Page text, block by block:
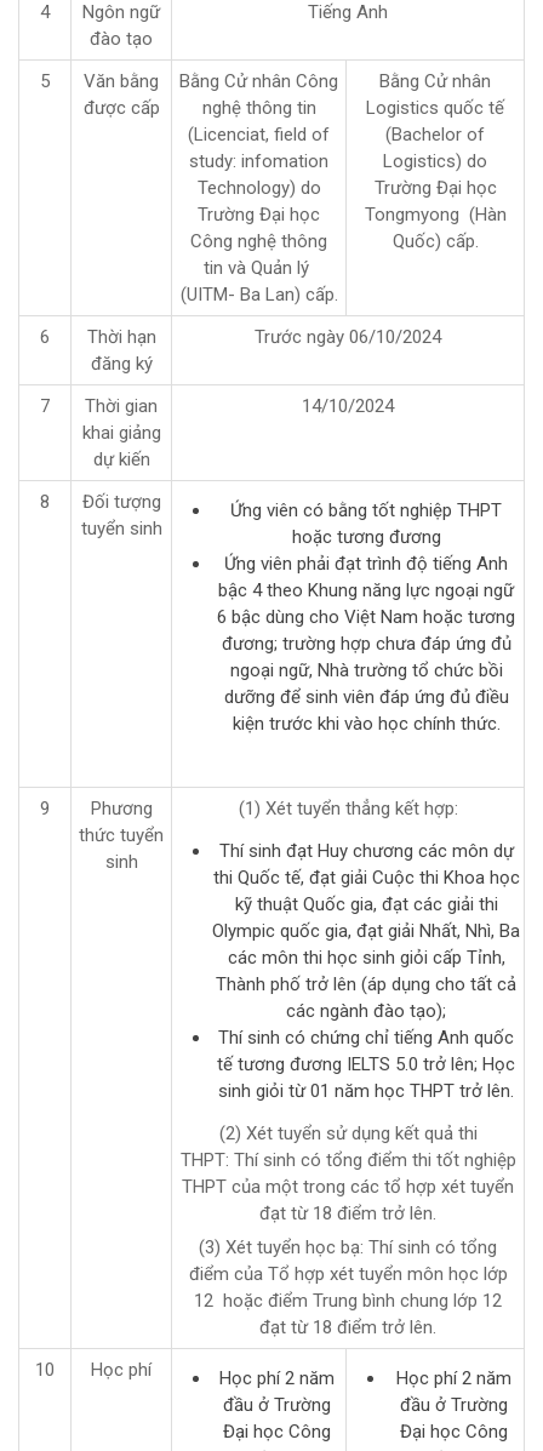
4
Ngôn ngữ
đào tạo
Tiếng Anh
5
Văn bằng
được cấp
Bằng Cử nhân Công
nghệ thông tin
(Licenciat, field of
study: infomation
Technology) do
Trường Đại học
Công nghệ thông
tin và Quản lý
(UITM- Ba Lan) cấp.
Bằng Cử nhân
Logistics quốc tế
(Bachelor of
Logistics) do
Trường Đại học
Tongmyong (Hàn
Quốc) cấp.
6
Thời hạn
đăng ký
Trước ngày 06/10/2024
7
Thời gian
khai giảng
dự kiến
14/10/2024
8
Đối tượng
tuyển sinh
Ứng viên có bằng tốt nghiệp THPT
hoặc tương đương
Ứng viên phải đạt trình độ tiếng Anh
bậc 4 theo Khung năng lực ngoại ngữ
6 bậc dùng cho Việt Nam hoặc tương
đương; trường hợp chưa đáp ứng đủ
ngoại ngữ, Nhà trường tổ chức bồi
dưỡng để sinh viên đáp ứng đủ điều
kiện trước khi vào học chính thức.
9
Phương
thức tuyển
sinh
(1) Xét tuyển thẳng kết hợp:
Thí sinh đạt Huy chương các môn dự
thi Quốc tế, đạt giải Cuộc thi Khoa học
kỹ thuật Quốc gia, đạt các giải thi
Olympic quốc gia, đạt giải Nhất, Nhì, Ba
các môn thi học sinh giỏi cấp Tỉnh,
Thành phố trở lên (áp dụng cho tất cả
các ngành đào tạo);
Thí sinh có chứng chỉ tiếng Anh quốc
tế tương đương IELTS 5.0 trở lên; Học
sinh giỏi từ 01 năm học THPT trở lên.
(2) Xét tuyển sử dụng kết quả thi
THPT: Thí sinh có tổng điểm thi tốt nghiệp
THPT của một trong các tổ hợp xét tuyển
đạt từ 18 điểm trở lên.
(3) Xét tuyển học bạ: Thí sinh có tổng
điểm của Tổ hợp xét tuyển môn học lớp
12 hoặc điểm Trung bình chung lớp 12
đạt từ 18 điểm trở lên.
10
Học phí
Học phí 2 năm
đầu ở Trường
Đại học Công
Học phí 2 năm
đầu ở Trường
Đại học Công